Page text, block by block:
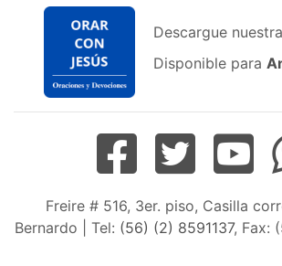
Descargue
Disponible para
Freire # 516, 3er. piso, Casilla
Bernardo | Tel: (56) (2) 8591137, Fax: